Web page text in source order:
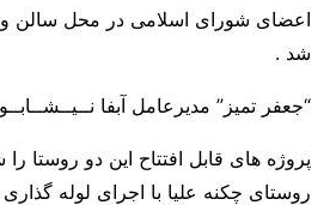
اعضای شورای اسلامی در محل سالن
شد .
“جعفر تمیز” مدیرعامل آبفا
پروژه های قابل افتتاح این دو روستا
روستای چکنه علیا با اجرای لوله